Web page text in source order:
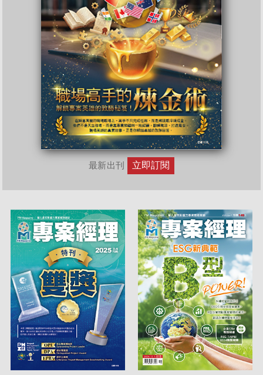
最新出刊 立即訂閱